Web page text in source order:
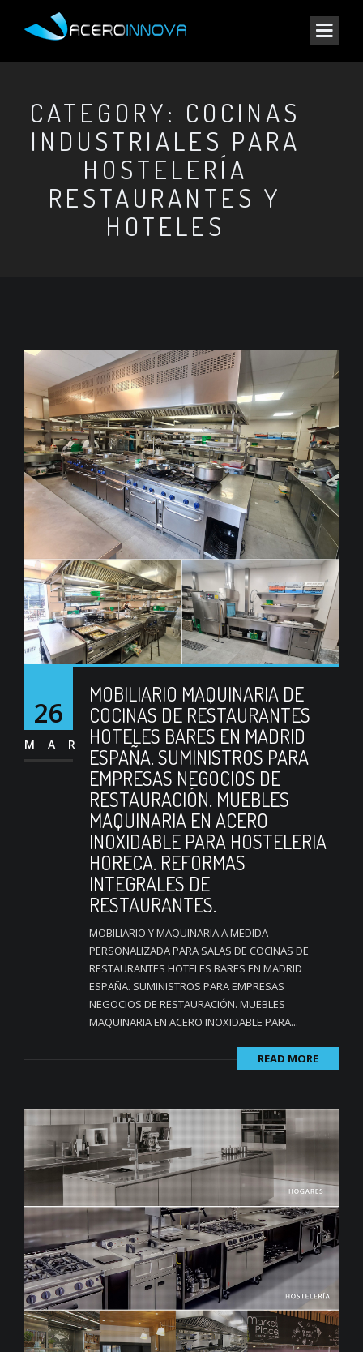
CATEGORY: COCINAS
INDUSTRIALES PARA
HOSTELERÍA
RESTAURANTES Y
HOTELES
26
MAR
MOBILIARIO MAQUINARIA DE
COCINAS DE RESTAURANTES
HOTELES BARES EN MADRID
ESPAÑA. SUMINISTROS PARA
EMPRESAS NEGOCIOS DE
RESTAURACIÓN. MUEBLES
MAQUINARIA EN ACERO
INOXIDABLE PARA HOSTELERIA
HORECA. REFORMAS
INTEGRALES DE
RESTAURANTES.
MOBILIARIO Y MAQUINARIA A MEDIDA
PERSONALIZADA PARA SALAS DE COCINAS DE
RESTAURANTES HOTELES BARES EN MADRID
ESPAÑA. SUMINISTROS PARA EMPRESAS
NEGOCIOS DE RESTAURACIÓN. MUEBLES
MAQUINARIA EN ACERO INOXIDABLE PARA...
READ MORE